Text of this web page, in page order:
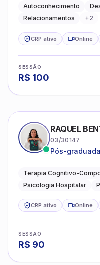
Autoconhecimento
Relacionamentos
+2
CRP ativo Online
SESSÃO
R$ 100
RAQUEL
03/30147
Pós-
Terapia Cognitivo-
Psicologia Hospitalar
CRP ativo Online
SESSÃO
R$ 90